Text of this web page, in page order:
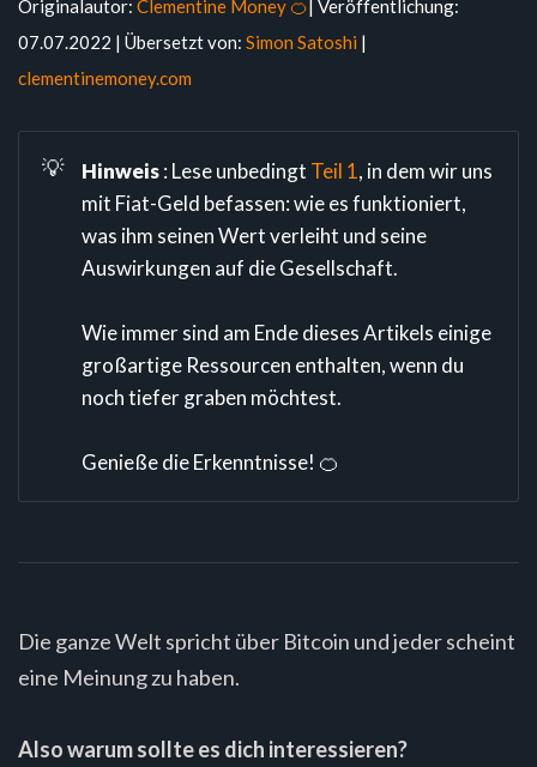
Originalautor: Clementine Money 🍊| Veröffentlichung:
07.07.2022 | Übersetzt von: Simon Satoshi |
clementinemoney.com
💡 Hinweis: Lese unbedingt Teil 1, in dem wir uns
mit Fiat-Geld befassen: wie es funktioniert,
was ihm seinen Wert verleiht und seine
Auswirkungen auf die Gesellschaft.
Wie immer sind am Ende dieses Artikels einige
großartige Ressourcen enthalten, wenn du
noch tiefer graben möchtest.
Genieße die Erkenntnisse! 🍊
Die ganze Welt spricht über Bitcoin und jeder scheint
eine Meinung zu haben.
Also warum sollte es dich interessieren?